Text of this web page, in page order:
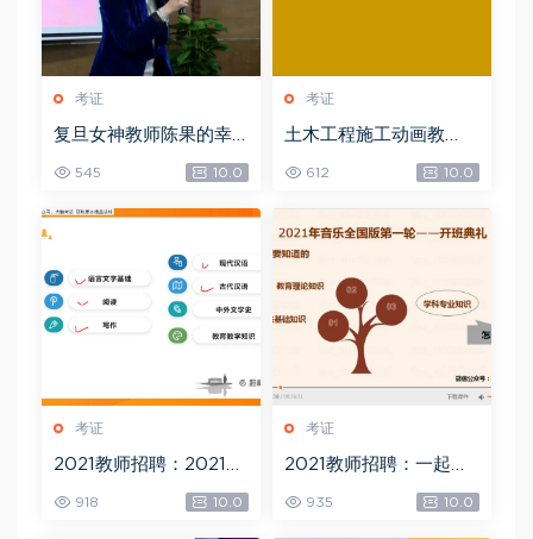
考证
复旦女神教师陈果的幸
结】，网盘下载(2.18G)
545 10.0
考证
土木工程施工动画教
612 10.0
考证
2021教师招聘：2021超
载(14.02G)
918 10.0
考证
2021教师招聘：一起考
4.27G)
935 10.0